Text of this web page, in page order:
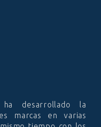
desarrollado la
marcas en varias